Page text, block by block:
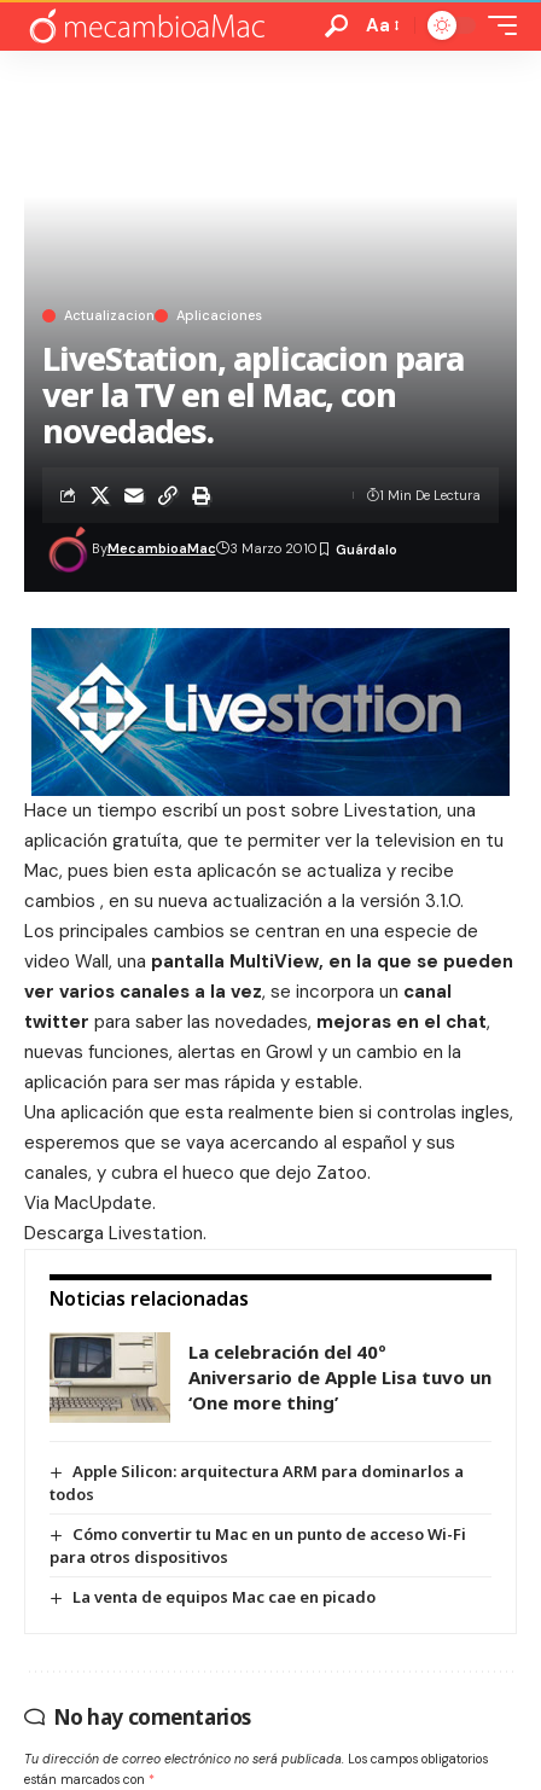
Aa
Actualizacion Aplicaciones
LiveStation, aplicacion para
ver la TV en el Mac, con
novedades.
ByMecambioaMac 3 Marzo 2010
1 Min De Lectura
Hace un tiempo escribí un post sobre Livestation, una
aplicación gratuíta, que te permiter ver la television en tu
Mac, pues bien esta aplicacón se actualiza y recibe
cambios , en su nueva actualización a la versión 3.1.0.
Los principales cambios se centran en una especie de
video Wall, una pantalla MultiView, en la que se pueden
ver varios canales a la vez, se incorpora un canal
twitter para saber las novedades, mejoras en el chat,
nuevas funciones, alertas en Growl y un cambio en la
aplicación para ser mas rápida y estable.
Una aplicación que esta realmente bien si controlas ingles,
esperemos que se vaya acercando al español y sus
canales, y cubra el hueco que dejo Zatoo.
Via MacUpdate.
Descarga Livestation.
Noticias relacionadas
La celebración del 40º
Aniversario de Apple Lisa tuvo un
‘One more thing’
Apple Silicon: arquitectura ARM para dominarlos a
todos
Cómo convertir tu Mac en un punto de acceso Wi-Fi
para otros dispositivos
La venta de equipos Mac cae en picado
No hay comentarios
Tu dirección de correo electrónico no será publicada. Los campos obligatorios
están marcados con *